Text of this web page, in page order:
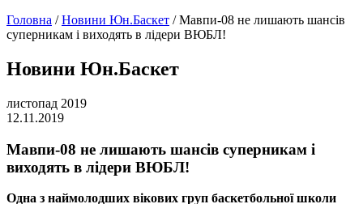
Головна /Новини Юн.Баскет /Мавпи-08 не лишають шансів
суперникам і виходять в лідери ВЮБЛ!
Новини Юн.Баскет
листопад 2019
12.11.2019
Мавпи-08 не лишають шансів суперникам і
виходять в лідери ВЮБЛ!
Одна з наймолодших вікових груп баскетбольної школи